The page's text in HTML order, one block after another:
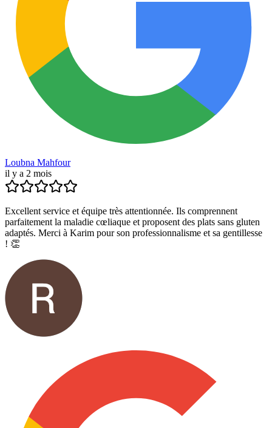
Loubna Mahfour
il y a 2 mois
Excellent service et équipe très attentionnée. Ils comprennent
parfaitement la maladie cœliaque et proposent des plats sans gluten
adaptés. Merci à Karim pour son professionnalisme et sa gentillesse
! 👏